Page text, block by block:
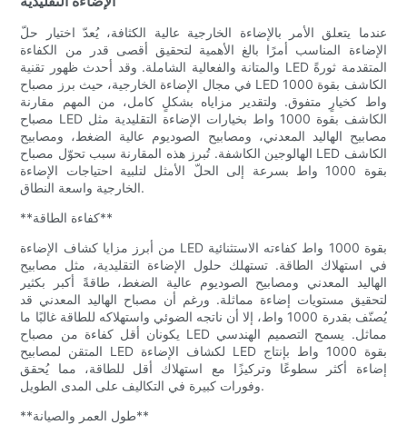
عندما يتعلق الأمر بالإضاءة الخارجية عالية الكثافة، يُعدّ اختيار حلّ
الإضاءة المناسب أمرًا بالغ الأهمية لتحقيق أقصى قدر من الكفاءة
والمتانة والفعالية الشاملة. وقد أحدث ظهور تقنية LED المتقدمة ثورةً
في مجال الإضاءة الخارجية، حيث برز مصباح LED الكاشف بقوة 1000
واط كخيارٍ متفوق. ولتقدير مزاياه بشكلٍ كامل، من المهم مقارنة
مصباح LED الكاشف بقوة 1000 واط بخيارات الإضاءة التقليدية مثل
مصابيح الهاليد المعدني، ومصابيح الصوديوم عالية الضغط، ومصابيح
الهالوجين الكاشفة. تُبرز هذه المقارنة سبب تحوّل مصباح LED الكاشف
بقوة 1000 واط بسرعة إلى الحلّ الأمثل لتلبية احتياجات الإضاءة
الخارجية واسعة النطاق.
**كفاءة الطاقة**
من أبرز مزايا كشاف الإضاءة LED بقوة 1000 واط كفاءته الاستثنائية
في استهلاك الطاقة. تستهلك حلول الإضاءة التقليدية، مثل مصابيح
الهاليد المعدني ومصابيح الصوديوم عالية الضغط، طاقةً أكبر بكثير
لتحقيق مستويات إضاءة مماثلة. ورغم أن مصباح الهاليد المعدني قد
يُصنّف بقدرة 1000 واط، إلا أن ناتجه الضوئي واستهلاكه للطاقة غالبًا ما
يكونان أقل كفاءة من مصباح LED مماثل. يسمح التصميم الهندسي
المتقن لمصابيح LED لكشاف الإضاءة LED بقوة 1000 واط بإنتاج
إضاءة أكثر سطوعًا وتركيزًا مع استهلاك أقل للطاقة، مما يُحقق
وفورات كبيرة في التكاليف على المدى الطويل.
**طول العمر والصيانة**